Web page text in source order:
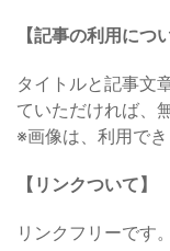
【記事の利用につ
タイトルと記事文
ていただければ、
※画像は、利用で
【リンクついて】
リンクフリーです。